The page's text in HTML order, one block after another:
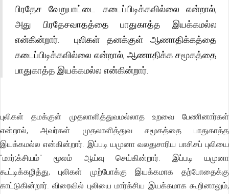
பிரதேச வேறுபாட்டை கடைப்பிடிக்கவில்லை என்றால்,
அது பிரதேசவாதத்தை பாதுகாத்த இயக்கமல்ல
என்கின்றார். புலிகள் தனக்குள் ஆணாதிக்கத்தை
கடைப்பிடிக்கவில்லை என்றால், ஆணாதிக்க சமூகத்தை
பாதுகாத்த இயக்கமல்ல என்கின்றார்.
புலிகள் தமக்குள் முதலாளித்துவமல்லாத உறவை பேணினார்கள்
என்றால், அவர்கள் முதலாளித்துவ சமூகத்தை பாதுகாத்த
இயக்கமல்ல என்கின்றார். இப்படி யமுனா வலதுசாரிய பாசிசப் புலியை
"மார்;க்சியம்" மூலம் ஆய்வு செய்கின்றார். இப்படி யமுனா
கூட்டிக்கழித்து, புலிகள் முற்போக்கு இயக்கமாக தற்போதைக்கு
காட்டுகின்றார். விரைவில் புலியை மார்க்சிய இயக்கமாக கூறினாலும்,